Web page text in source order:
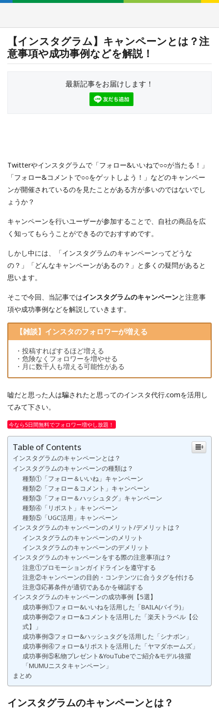
【インスタグラム】キャンペーンとは？注
意事項や成功事例などを解説！
最新記事をお届けします！
Twitterやインスタグラムで「フォロー&いいねで○○が当たる！」
「フォロー&コメントで○○をゲットしよう！」などのキャンペー
ンが開催されているのを見たことがある方が多いのではないでし
ょうか？
キャンペーンを行いユーザーが参加することで、自社の商品を広
く知ってもらうことができるのでおすすめです。
しかし中には、「インスタグラムのキャンペーンってどうな
の？」「どんなキャンペーンがあるの？」と多くの疑問があると
思います。
そこで今回、当記事ではインスタグラムのキャンペーンと注意事
項や成功事例などを解説していきます。
【雑談】インスタのフォロワーが増える
・投稿すればするほど増える
・危険なくフォロワーを増やせる
・月に数千人も増える可能性がある
嘘だと思った人は騙されたと思ってのインスタ代行.comを活用し
てみて下さい。
今なら5日間無料でフォロワー増やし放題！
Table of Contents
インスタグラムのキャンペーンとは？
インスタグラムのキャンペーンの種類は？
種類①「フォロー＆いいね」キャンペーン
種類②「フォロー＆コメント」キャンペーン
種類③「フォロー＆ハッシュタグ」キャンペーン
種類④「リポスト」キャンペーン
種類⑤「UGC活用」キャンペーン
インスタグラムのキャンペーンのメリット/デメリットは？
インスタグラムのキャンペーンのメリット
インスタグラムのキャンペーンのデメリット
インスタグラムのキャンペーンをする際の注意事項は？
注意①プロモーションガイドラインを遵守する
注意②キャンペーンの目的・コンテンツに合うタグを付ける
注意③応募条件が適切であるかを確認する
インスタグラムのキャンペーンの成功事例【5選】
成功事例①フォロー&いいねを活用した「BAILA(バイラ)」
成功事例②フォロー&コメントを活用した「楽天トラベル【公
式】」
成功事例③フォロー&ハッシュタグを活用した「シナボン」
成功事例④フォロー&リポストを活用した「ヤマダホームズ」
成功事例⑤私物プレゼント&YouTubeでご紹介&モデル抜擢
「MUMUニスタキャンペーン」
まとめ
インスタグラムのキャンペーンとは？